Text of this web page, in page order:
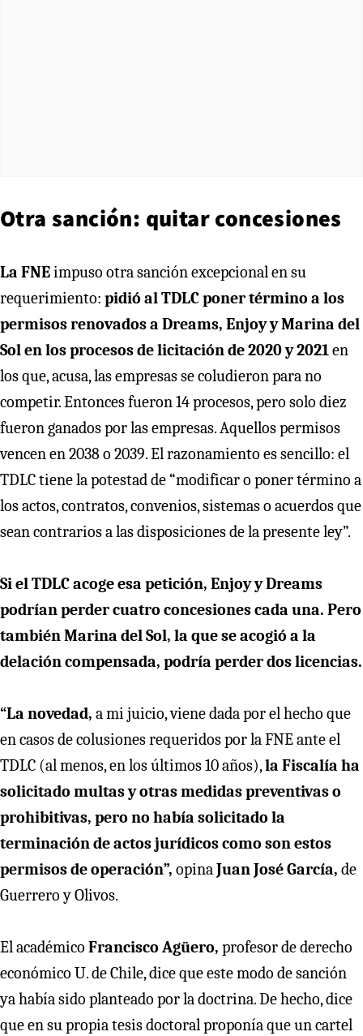
Otra sanción: quitar concesiones
La FNEimpuso otra sanción excepcional en su
requerimiento: pidió al TDLC poner término a los
permisos renovados a Dreams, Enjoy y Marina del
Sol en los procesos de licitación de 2020 y 2021en
los que, acusa, las empresas se coludieron para no
competir. Entonces fueron 14 procesos, pero solo diez
fueron ganados por las empresas. Aquellos permisos
vencen en 2038 o 2039. El razonamiento es sencillo: el
TDLC tiene la potestad de “modificar o poner término a
los actos, contratos, convenios, sistemas o acuerdos que
sean contrarios a las disposiciones de la presente ley”.
Si el TDLC acoge esa petición, Enjoy y Dreams
podrían perder cuatro concesiones cada una. Pero
también Marina del Sol, la que se acogió a la
delación compensada, podría perder dos licencias.
“La novedad, a mi juicio, viene dada por el hecho que
en casos de colusiones requeridos por la FNE ante el
TDLC (al menos, en los últimos 10 años),la Fiscalía ha
solicitado multas y otras medidas preventivas o
prohibitivas, pero no había solicitado la
terminación de actos jurídicos como son estos
permisos de operación”, opinaJuan José García, de
Guerrero y Olivos.
El académico Francisco Agüero, profesor de derecho
económico U. de Chile, dice que este modo de sanción
ya había sido planteado por la doctrina. De hecho, dice
que en su propia tesis doctoral proponía que un cartel